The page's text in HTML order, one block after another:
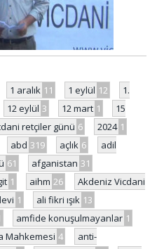
1 aralık 11 1 eylül 12
1.
12 eylül 3 12 mart 1
15
retçiler günü 6 2024 1
abd 319 açlık 6
adil
61 afganistan 31
1 aihm 26
Akdeniz Vicdani
1 ali fikri ışık 13
amfide konuşulmayanlar 1
Mahkemesi 4
anti-